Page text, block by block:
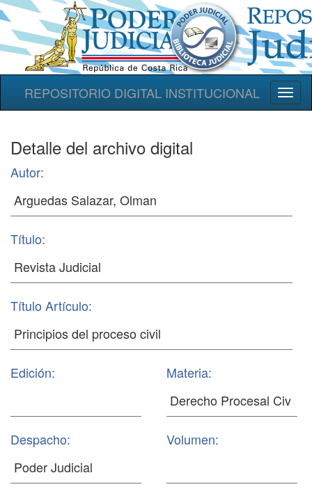
REPOSITORIO DIGITAL INSTITUCIONAL
Detalle del archivo digital
Autor:
Título:
Título Artículo:
Edición: Materia:
Despacho: Volumen: